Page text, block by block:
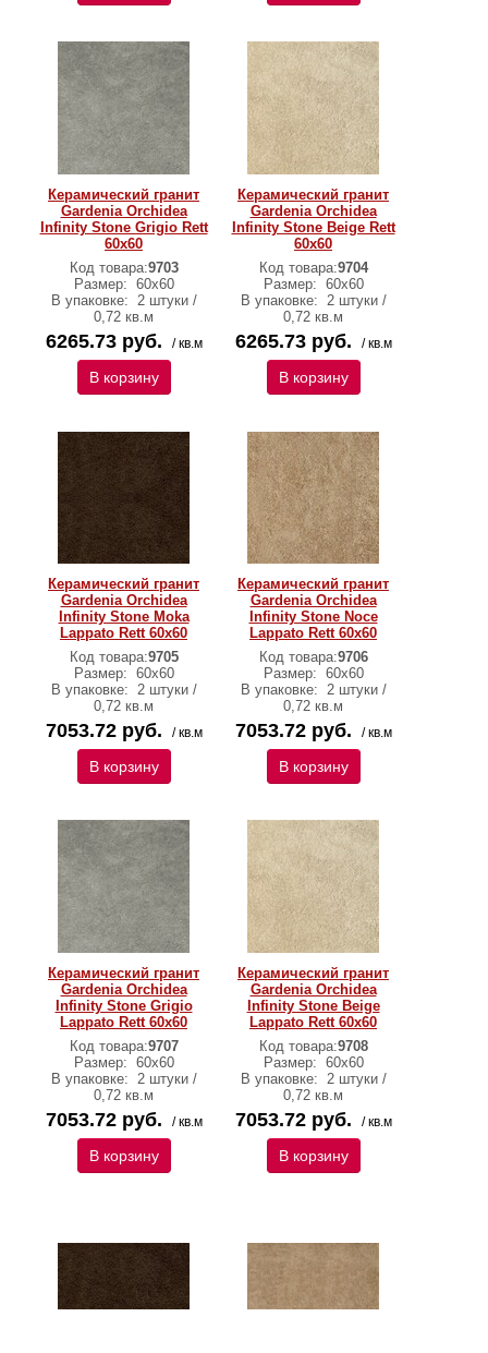
Керамический гранит
Gardenia Orchidea
Infinity Stone Grigio Rett
60х60
Код товара:9703
Размер: 60х60
В упаковке: 2 штуки /
0,72 кв.м
6265.73 руб. / кв.м
В корзину
Керамический гранит
Gardenia Orchidea
Infinity Stone Beige Rett
60х60
Код товара:9704
Размер: 60х60
В упаковке: 2 штуки /
0,72 кв.м
6265.73 руб. / кв.м
В корзину
Керамический гранит
Gardenia Orchidea
Infinity Stone Moka
Lappato Rett 60х60
Код товара:9705
Размер: 60х60
В упаковке: 2 штуки /
0,72 кв.м
7053.72 руб. / кв.м
В корзину
Керамический гранит
Gardenia Orchidea
Infinity Stone Noce
Lappato Rett 60х60
Код товара:9706
Размер: 60х60
В упаковке: 2 штуки /
0,72 кв.м
7053.72 руб. / кв.м
В корзину
Керамический гранит
Gardenia Orchidea
Infinity Stone Grigio
Lappato Rett 60х60
Код товара:9707
Размер: 60х60
В упаковке: 2 штуки /
0,72 кв.м
7053.72 руб. / кв.м
В корзину
Керамический гранит
Gardenia Orchidea
Infinity Stone Beige
Lappato Rett 60х60
Код товара:9708
Размер: 60х60
В упаковке: 2 штуки /
0,72 кв.м
7053.72 руб. / кв.м
В корзину